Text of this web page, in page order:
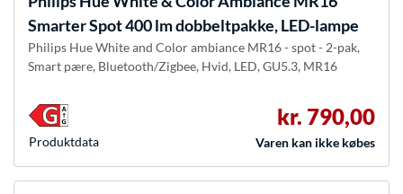
Smarter Spot 400 lm dobbeltpakke, LED-lampe
Philips Hue White and Color ambiance MR16 - spot - 2-pak,
Smart pære, Bluetooth/Zigbee, Hvid, LED, GU5.3, MR16
kr. 790,00
Varen kan ikke købes
Produkt­data